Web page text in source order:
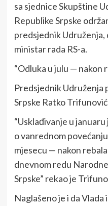
sa sjednice Skupštine
Republike Srpske
predsjednik
ministar rada RS-a.
“Odluka u julu — nakon
Predsjednik Udruženja
Srpske Ratko
“Usklađivanje u
o vanrednom
mjesecu — nakon
dnevnom redu
Srpske” rekao je
Naglašeno je i da